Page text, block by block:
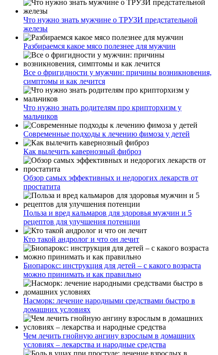
Что нужно знать мужчине о ТРУЗИ предстательной
железы
Разбираемся какое мясо полезнее для мужчин
Все о фригидности у мужчин: причины возникновения,
симптомы и как лечится
Что нужно знать родителям про крипторхизм у
мальчиков
Современные подходы к лечению фимоза у детей
Как вылечить кавернозный фиброз
Обзор самых эффективных и недорогих лекарств от
простатита
Польза и вред кальмаров для здоровья мужчин и 5
рецептов для улучшения потенции
Кто такой андролог и что он лечит
Биопарокс: инструкция для детей – с какого возраста
можно принимать и как правильно
Насморк: лечение народными средствами быстро в
домашних условиях
Чем лечить гнойную ангину взрослым в домашних
условиях – лекарства и народные средства